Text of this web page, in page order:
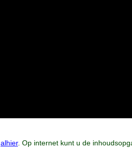
alhier. Op internet kunt u de